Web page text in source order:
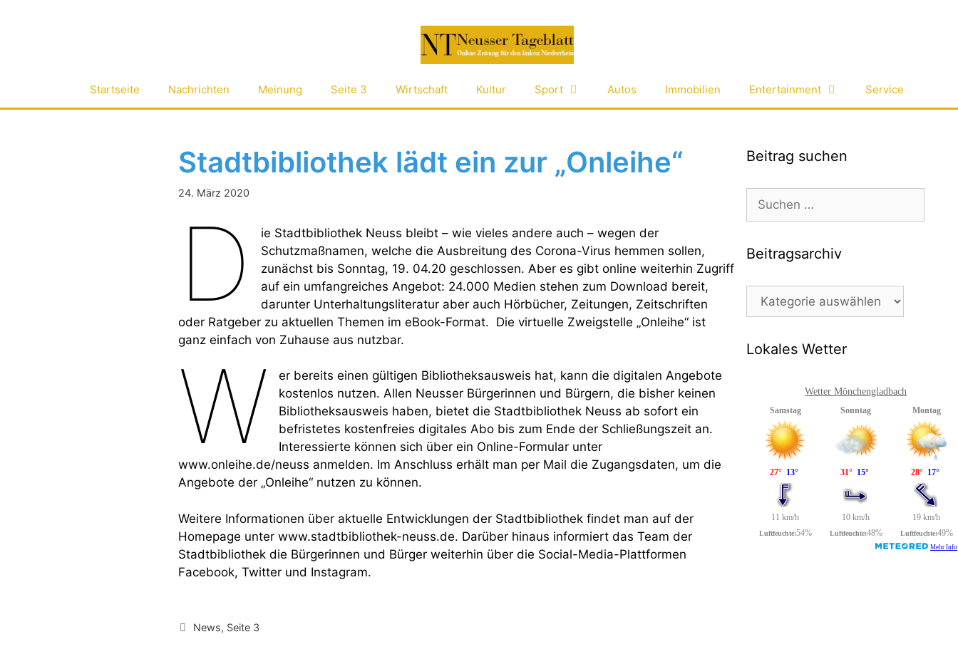
Startseite Nachrichten Meinung Seite 3 Wirtschaft Kultur Sport Autos Immobilien Entertainment Service
Stadtbibliothek lädt ein zur „Onleihe“
24. März 2020
D
ie Stadtbibliothek Neuss bleibt – wie vieles andere auch – wegen der
Schutzmaßnamen, welche die Ausbreitung des Corona-Virus hemmen sollen,
zunächst bis Sonntag, 19. 04.20 geschlossen. Aber es gibt online weiterhin Zugriff
auf ein umfangreiches Angebot: 24.000 Medien stehen zum Download bereit,
darunter Unterhaltungsliteratur aber auch Hörbücher, Zeitungen, Zeitschriften
oder Ratgeber zu aktuellen Themen im eBook-Format. Die virtuelle Zweigstelle „Onleihe“ ist
ganz einfach von Zuhause aus nutzbar.
W
er bereits einen gültigen Bibliotheksausweis hat, kann die digitalen Angebote
kostenlos nutzen. Allen Neusser Bürgerinnen und Bürgern, die bisher keinen
Bibliotheksausweis haben, bietet die Stadtbibliothek Neuss ab sofort ein
befristetes kostenfreies digitales Abo bis zum Ende der Schließungszeit an.
Interessierte können sich über ein Online-Formular unter
www.onleihe.de/neuss anmelden. Im Anschluss erhält man per Mail die Zugangsdaten, um die
Angebote der „Onleihe“ nutzen zu können.
Weitere Informationen über aktuelle Entwicklungen der Stadtbibliothek findet man auf der
Homepage unter www.stadtbibliothek-neuss.de. Darüber hinaus informiert das Team der
Stadtbibliothek die Bürgerinnen und Bürger weiterhin über die Social-Media-Plattformen
Facebook, Twitter und Instagram.
Kategorien
News, Seite 3
Beitrag suchen
Suchen
nach:
Beitragsarchiv
Beitragsarchiv
Lokales Wetter
Wetter Mönchengladbach